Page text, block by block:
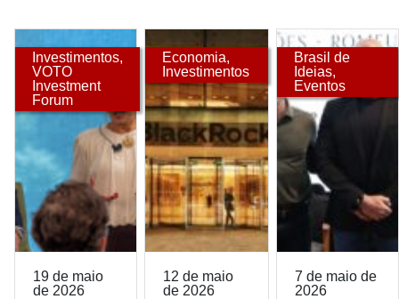
Investimentos,
VOTO
Investment
Forum
19 de maio
de 2026
Economia,
Investimentos
12 de maio
de 2026
Brasil de
Ideias,
Eventos
7 de maio de
2026